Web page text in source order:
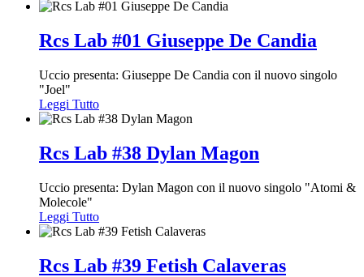
Rcs Lab #01 Giuseppe De Candia
Uccio presenta: Giuseppe De Candia con il nuovo singolo
"Joel"
Leggi Tutto
Rcs Lab #38 Dylan Magon
Uccio presenta: Dylan Magon con il nuovo singolo "Atomi &
Molecole"
Leggi Tutto
Rcs Lab #39 Fetish Calaveras